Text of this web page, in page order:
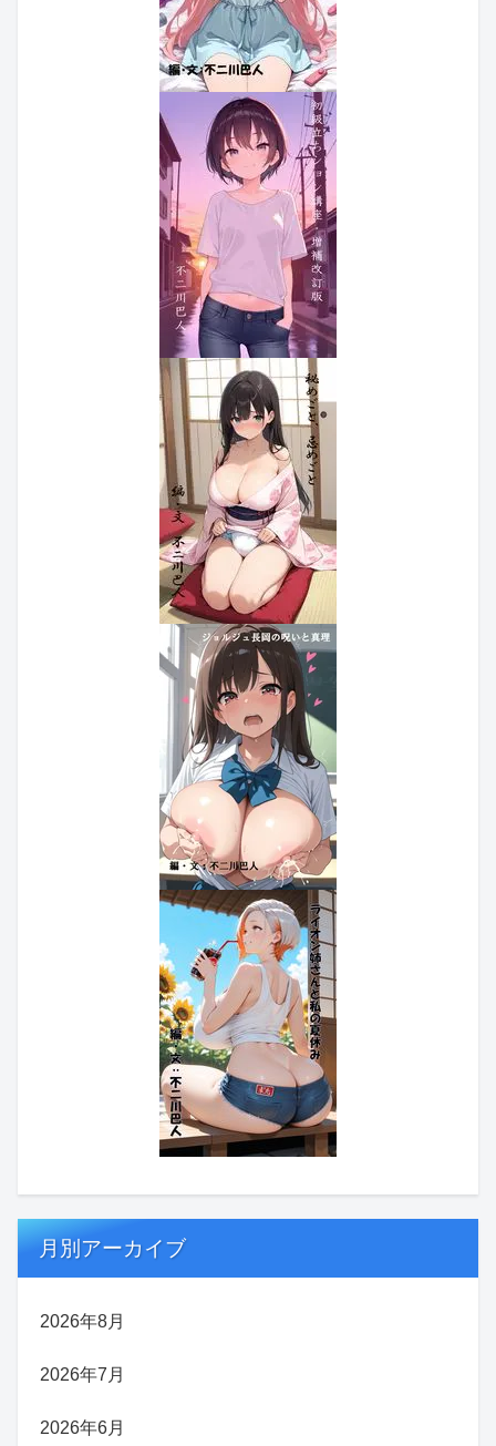
月別アーカイブ
2026年8月
2026年7月
2026年6月